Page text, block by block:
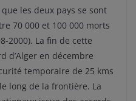
les deux pays se sont
70 000 et 100 000 morts
2000). La fin de cette
d’Alger en décembre
temporaire de 25 kms
long de la frontière. La